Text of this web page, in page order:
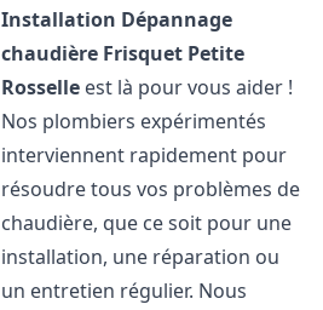
Installation Dépannage
chaudière Frisquet Petite
Rosselle est là pour vous aider !
Nos plombiers expérimentés
interviennent rapidement pour
résoudre tous vos problèmes de
chaudière, que ce soit pour une
installation, une réparation ou
un entretien régulier. Nous